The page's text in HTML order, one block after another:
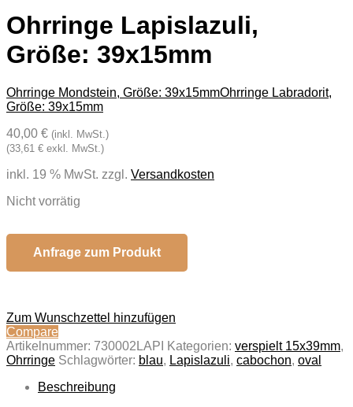
Ohrringe Lapislazuli,
Größe: 39x15mm
Ohrringe Mondstein, Größe: 39x15mmOhrringe Labradorit,
Größe: 39x15mm
40,00 € (inkl. MwSt.)
(33,61 € exkl. MwSt.)
inkl. 19 % MwSt. zzgl. Versandkosten
Nicht vorrätig
Anfrage zum Produkt
Zum Wunschzettel hinzufügen
Compare
Artikelnummer: 730002LAPI Kategorien: verspielt 15x39mm,
Ohrringe Schlagwörter: blau, Lapislazuli, cabochon, oval
Beschreibung